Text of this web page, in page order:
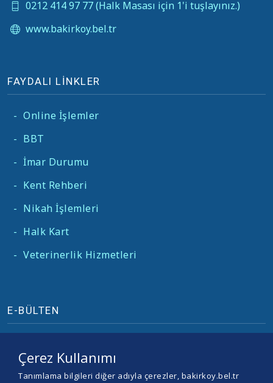
0212 414 97 77 (Halk Masası için 1'i tuşlayınız.)
www.bakirkoy.bel.tr
FAYDALI LİNKLER
- Online İşlemler
- BBT
- İmar Durumu
- Kent Rehberi
- Nikah İşlemleri
- Halk Kart
- Veterinerlik Hizmetleri
E-BÜLTEN
Çerez Kullanımı
Tanımlama bilgileri diğer adıyla çerezler, bakirkoy.bel.tr